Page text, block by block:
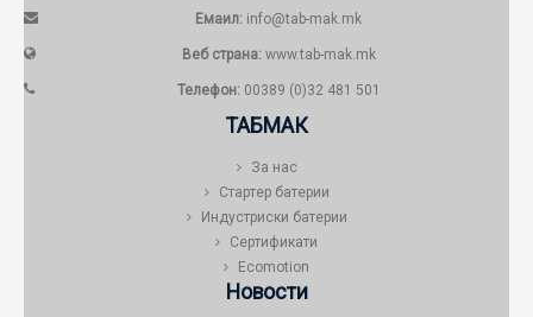
Емаил: info@tab-mak.mk
Веб страна: www.tab-mak.mk
Телефон:00389 (0)32 481 501
ТАБМАК
За нас
Стартер батерии
Индустриски батерии
Сертификати
Ecomotion
Новости